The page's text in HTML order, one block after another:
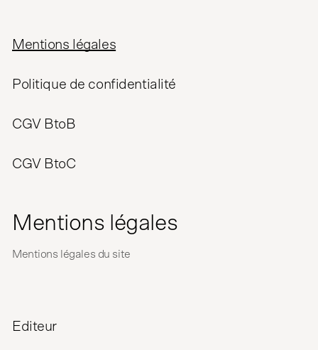
Mentions légales
Politique de confidentialité
CGV BtoB
CGV BtoC
Mentions légales
Mentions légales du site
Editeur